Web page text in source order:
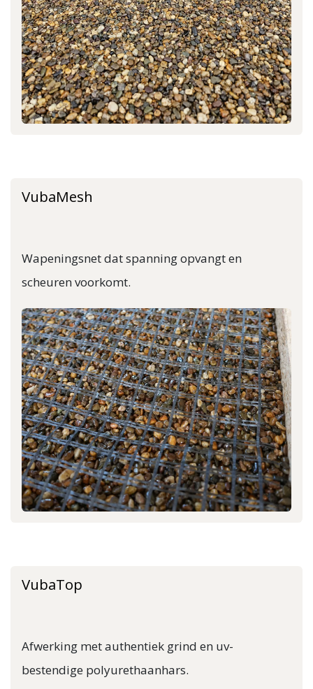
VubaMesh
Wapeningsnet dat spanning opvangt en
scheuren voorkomt.
VubaTop
Afwerking met authentiek grind en uv-
bestendige polyurethaanhars.